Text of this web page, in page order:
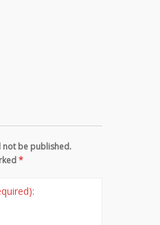
not be published.
*